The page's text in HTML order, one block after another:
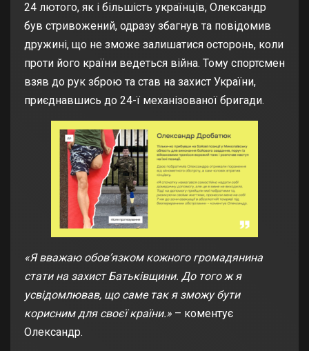
24 лютого, як і більшість українців, Олександр
був стривожений, одразу збагнув та повідомив
дружині, що не зможе залишатися осторонь, коли
проти його країни ведеться війна. Тому спортсмен
взяв до рук зброю та став на захист України,
приєднавшись до 24-ї механізованої бригади.
«Я вважаю обов’язком кожного громадянина
стати на захист Батьківщини. До того ж я
усвідомлював, що саме так я зможу бути
корисним для своєї країни.» – коментує
Олександр.